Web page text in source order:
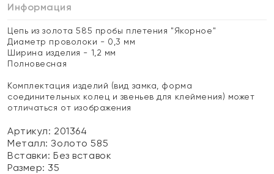
Информация
Цепь из золота 585 пробы плетения "Якорное"
Диаметр проволоки - 0,3 мм
Ширина изделия - 1,2 мм
Полновесная
Комплектация изделий (вид замка, форма
соединительных колец и звеньев для клеймения) может
отличаться от изображения
Артикул: 201364
Металл:Золото 585
Вставки:Без вставок
Размер: 35